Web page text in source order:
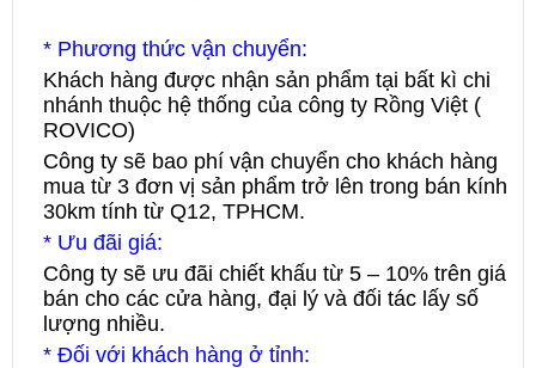
* Phương thức vận chuyển:
Khách hàng được nhận sản phẩm tại bất kì chi
nhánh thuộc hệ thống của công ty Rồng Việt (
ROVICO)
Công ty sẽ bao phí vận chuyển cho khách hàng
mua từ 3 đơn vị sản phẩm trở lên trong bán kính
30km tính từ Q12, TPHCM.
* Ưu đãi giá:
Công ty sẽ ưu đãi chiết khấu từ 5 – 10% trên giá
bán cho các cửa hàng, đại lý và đối tác lấy số
lượng nhiều.
* Đối với khách hàng ở tỉnh: